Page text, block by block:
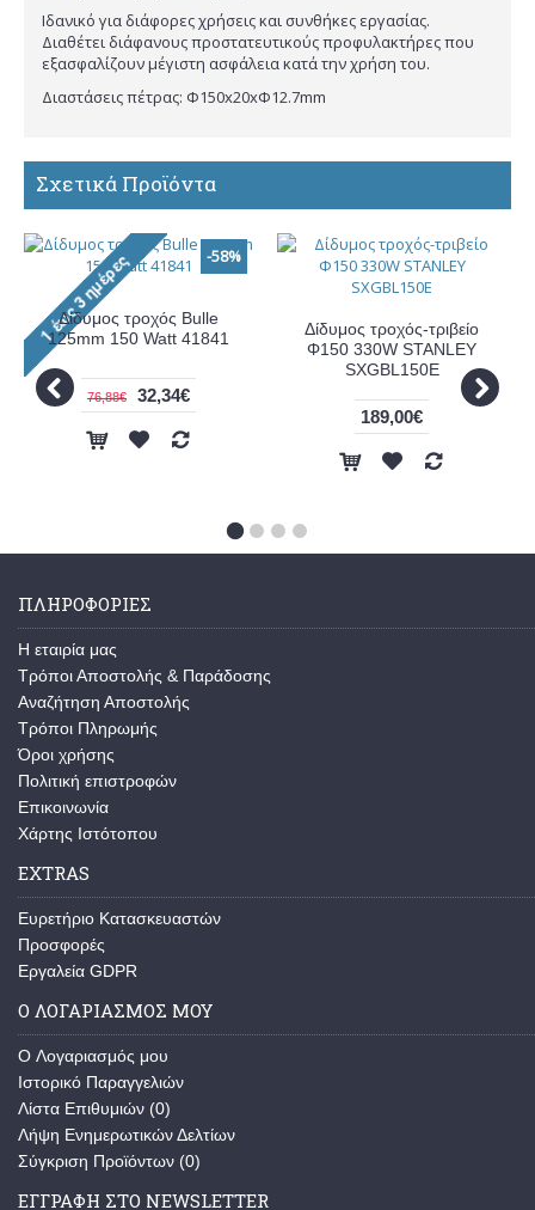
Ιδανικό για διάφορες χρήσεις και συνθήκες εργασίας.
Διαθέτει διάφανους προστατευτικούς προφυλακτήρες που
εξασφαλίζουν μέγιστη ασφάλεια κατά την χρήση του.
Διαστάσεις πέτρας: Φ150x20xΦ12.7mm
Σχετικά Προϊόντα
-58%
Δίδυμος τροχός Bulle
125mm 150 Watt 41841
76,88€ 32,34€
Δίδυμος τροχός-τριβείο
Φ150 330W STANLEY
SXGBL150E
189,00€
ΠΛΗΡΟΦΟΡΊΕΣ
Η εταιρία μας
Τρόποι Αποστολής & Παράδοσης
Αναζήτηση Αποστολής
Τρόποι Πληρωμής
Όροι χρήσης
Πολιτική επιστροφών
Επικοινωνία
Χάρτης Ιστότοπου
EXTRAS
Ευρετήριο Κατασκευαστών
Προσφορές
Εργαλεία GDPR
Ο ΛΟΓΑΡΙΑΣΜΌΣ ΜΟΥ
O Λογαριασμός μου
Ιστορικό Παραγγελιών
Λίστα Επιθυμιών (0)
Λήψη Ενημερωτικών Δελτίων
Σύγκριση Προϊόντων (0)
ΕΓΓΡΑΦΉ ΣΤΟ NEWSLETTER